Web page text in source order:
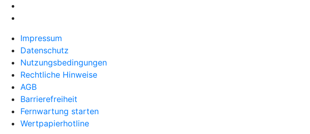
Impressum
Datenschutz
Nutzungsbedingungen
Rechtliche Hinweise
AGB
Barrierefreiheit
Fernwartung starten
Wertpapierhotline